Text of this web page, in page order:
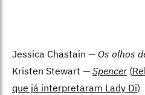
Jessica Chastain — Os olhos
Kristen Stewart — Spencer (
que já interpretaram Lady Di)